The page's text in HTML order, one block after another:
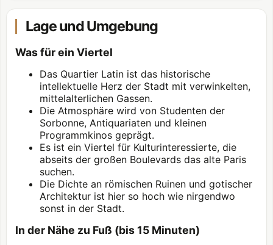
Lage und Umgebung
Was für ein Viertel
Das Quartier Latin ist das historische
intellektuelle Herz der Stadt mit verwinkelten,
mittelalterlichen Gassen.
Die Atmosphäre wird von Studenten der
Sorbonne, Antiquariaten und kleinen
Programmkinos geprägt.
Es ist ein Viertel für Kulturinteressierte, die
abseits der großen Boulevards das alte Paris
suchen.
Die Dichte an römischen Ruinen und gotischer
Architektur ist hier so hoch wie nirgendwo
sonst in der Stadt.
In der Nähe zu Fuß (bis 15 Minuten)